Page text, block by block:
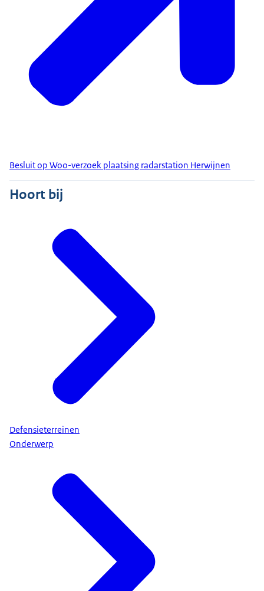
Besluit op Woo-verzoek plaatsing radarstation Herwijnen
Hoort bij
Defensieterreinen
Onderwerp